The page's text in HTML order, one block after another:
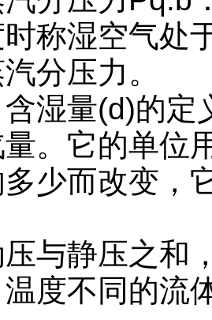
称湿空气处
分压力。
湿量(d)的定
。它的单位
少而改变，
与静压之和
度不同的流